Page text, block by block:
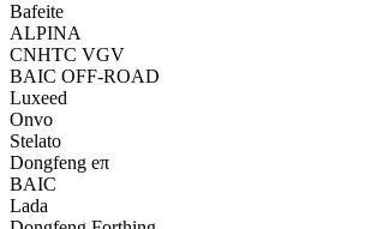
Bafeite
ALPINA
CNHTC VGV
BAIC OFF-ROAD
Luxeed
Onvo
Stelato
Dongfeng eπ
BAIC
Lada